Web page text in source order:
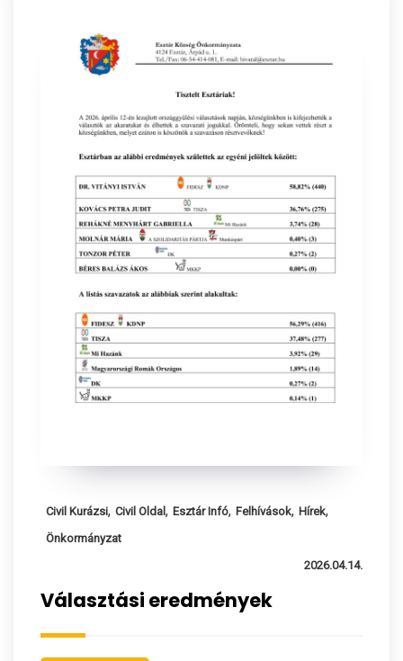
Civil Kurázsi, Civil Oldal , Esztár Infó, Felhívások, Hírek,
Önkormányzat
2026.04.14.
Választási eredmények